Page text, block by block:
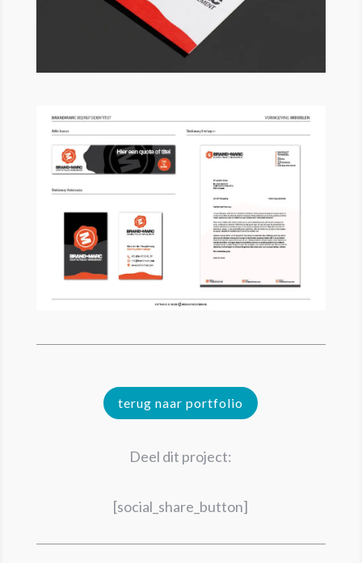
terug naar portfolio
Deel dit project:
[social_share_button]